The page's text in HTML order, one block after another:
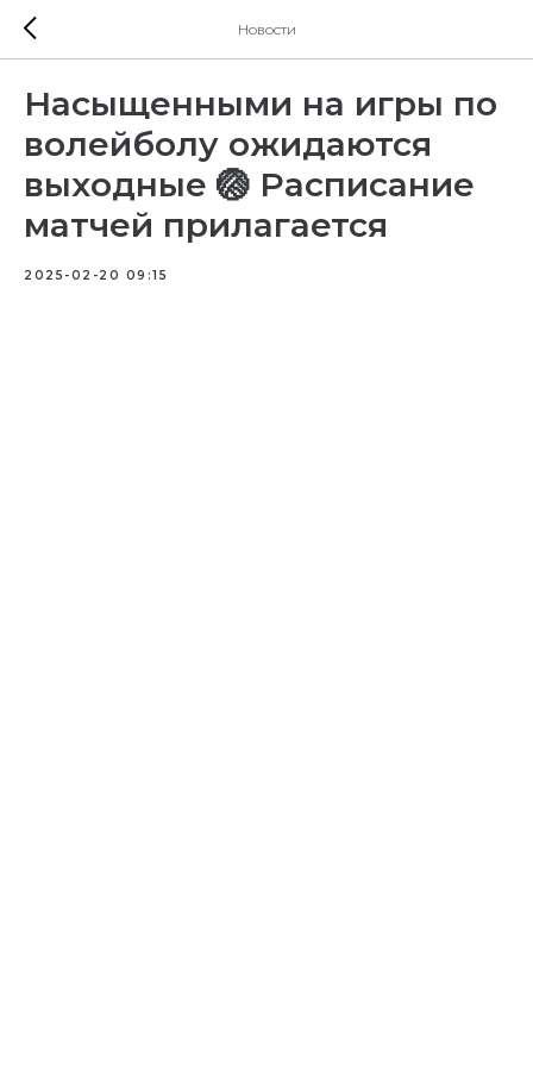
Новости
Насыщенными на игры по
волейболу ожидаются
выходные 🏐 Расписание
матчей прилагается
2025-02-20 09:15